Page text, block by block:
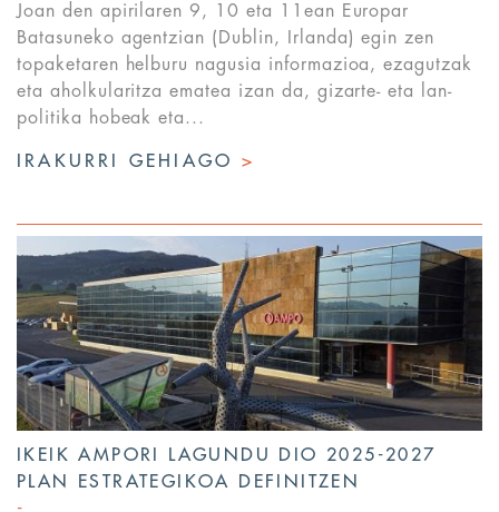
Joan den apirilaren 9, 10 eta 11ean Europar
Batasuneko agentzian (Dublin, Irlanda) egin zen
topaketaren helburu nagusia informazioa, ezagutzak
eta aholkularitza ematea izan da, gizarte- eta lan-
politika hobeak eta...
IRAKURRI GEHIAGO>
IKEIK AMPORI LAGUNDU DIO 2025-2027
PLAN ESTRATEGIKOA DEFINITZEN